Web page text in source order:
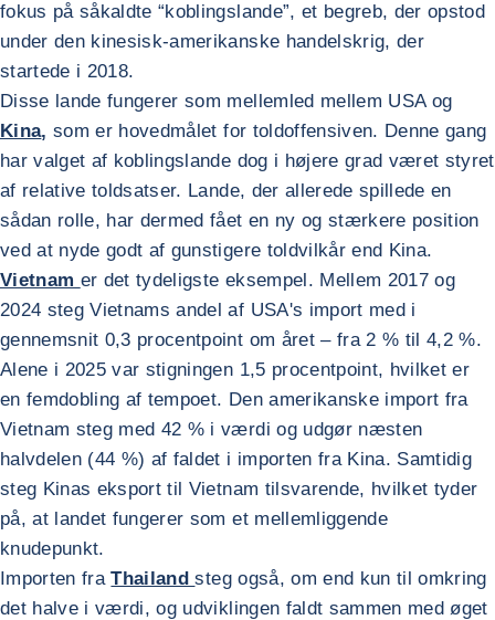
fokus på såkaldte “koblingslande”, et begreb, der opstod
under den kinesisk-amerikanske handelskrig, der
startede i 2018.
Disse lande fungerer som mellemled mellem USA og
Kina, som er hovedmålet for toldoffensiven. Denne gang
har valget af koblingslande dog i højere grad været styret
af relative toldsatser. Lande, der allerede spillede en
sådan rolle, har dermed fået en ny og stærkere position
ved at nyde godt af gunstigere toldvilkår end Kina.
Vietnam er det tydeligste eksempel. Mellem 2017 og
2024 steg Vietnams andel af USA's import med i
gennemsnit 0,3 procentpoint om året – fra 2 % til 4,2 %.
Alene i 2025 var stigningen 1,5 procentpoint, hvilket er
en femdobling af tempoet. Den amerikanske import fra
Vietnam steg med 42 % i værdi og udgør næsten
halvdelen (44 %) af faldet i importen fra Kina. Samtidig
steg Kinas eksport til Vietnam tilsvarende, hvilket tyder
på, at landet fungerer som et mellemliggende
knudepunkt.
Importen fraThailandsteg også, om end kun til omkring
det halve i værdi, og udviklingen faldt sammen med øget